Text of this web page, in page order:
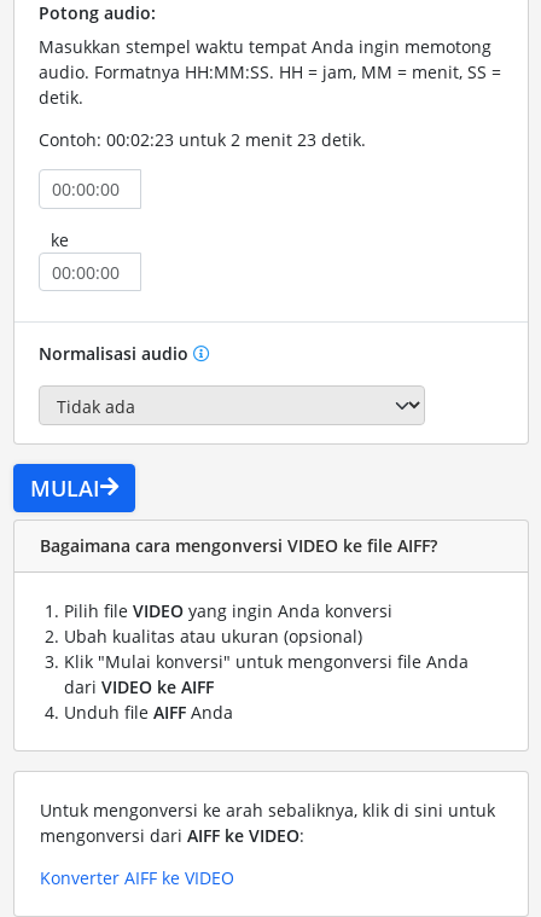
Potong audio:
Masukkan stempel waktu tempat Anda ingin memotong
audio. Formatnya HH:MM:SS. HH = jam, MM = menit, SS =
detik.
Contoh: 00:02:23 untuk 2 menit 23 detik.
ke
Normalisasi audio
MULAI
Bagaimana cara mengonversi VIDEO ke file AIFF?
Pilih file VIDEOyang ingin Anda konversi
Ubah kualitas atau ukuran (opsional)
Klik "Mulai konversi" untuk mengonversi file Anda
dari VIDEO ke AIFF
Unduh file AIFFAnda
Untuk mengonversi ke arah sebaliknya, klik di sini untuk
mengonversi dari AIFF ke VIDEO:
Konverter AIFF ke VIDEO